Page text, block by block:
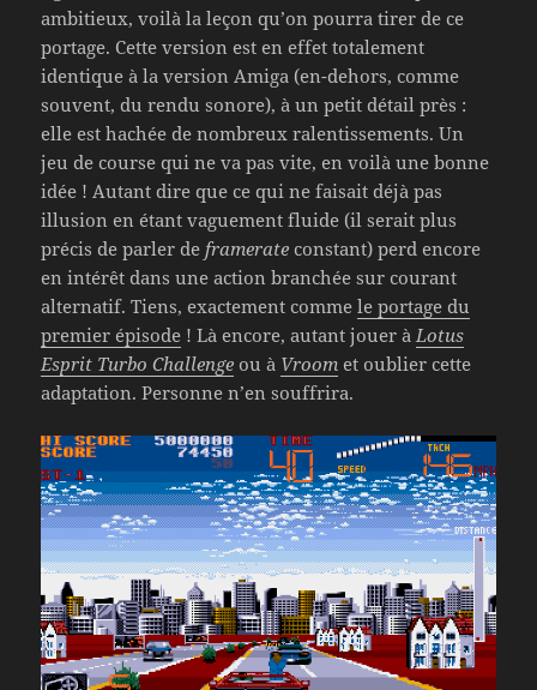
ambitieux, voilà la leçon qu’on pourra tirer de ce
portage. Cette version est en effet totalement
identique à la version Amiga (en-dehors, comme
souvent, du rendu sonore), à un petit détail près :
elle est hachée de nombreux ralentissements. Un
jeu de course qui ne va pas vite, en voilà une bonne
idée ! Autant dire que ce qui ne faisait déjà pas
illusion en étant vaguement fluide (il serait plus
précis de parler deframerate constant) perd encore
en intérêt dans une action branchée sur courant
alternatif. Tiens, exactement commele portage du
premier épisode ! Là encore, autant jouer àLotus
Esprit Turbo Challenge ou à Vroom et oublier cette
adaptation. Personne n’en souffrira.